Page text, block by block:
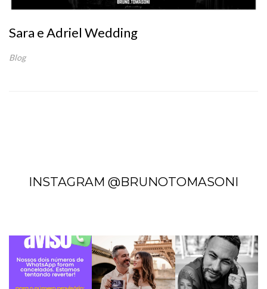
Sara e Adriel Wedding
Blog
INSTAGRAM @BRUNOTOMASONI